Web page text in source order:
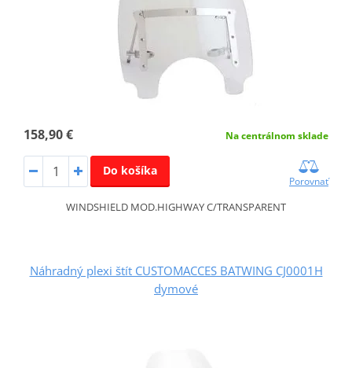
158,90 € Na centrálnom sklade
Do košíka
Porovnať
WINDSHIELD MOD.HIGHWAY C/TRANSPARENT
Náhradný plexi štít CUSTOMACCES BATWING CJ0001H
dymové